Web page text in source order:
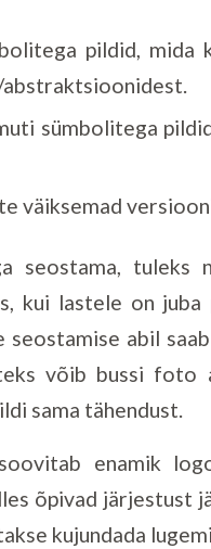
pildid, mida
sümbolitega
väiksemad
seostama, tuleks
kui lastele on
abil
võib bussi foto
sama tähendust.
enamik
õpivad järjestust
kujundada